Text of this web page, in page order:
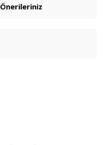
Önerileriniz